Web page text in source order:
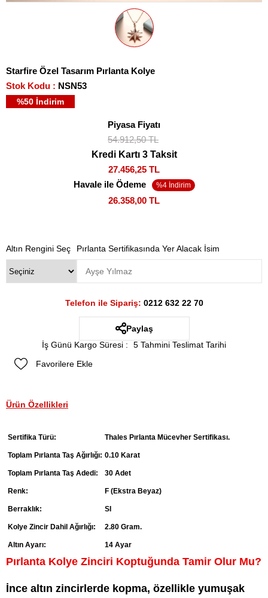
Starfire Özel Tasarım Pırlanta Kolye
Stok Kodu
NSN53
%50 İndirim
Piyasa Fiyatı
54.912,50 TL
Kredi Kartı 3 Taksit
27.456,25 TL
Havale ile Ödeme
26.358,00 TL
Altın Rengini Seç Pırlanta Sertifikasında Yer Alacak İsim
Telefon ile Sipariş: 0212 632 22 70
Paylaş
İş Günü Kargo Süresi :
5 Tahmini Teslimat Tarihi
Favorilere Ekle
Ürün Özellikleri
Sertifika Türü: Thales Pırlanta Mücevher Sertifikası.
Toplam Pırlanta Taş Ağırlığı: 0.10 Karat
Toplam Pırlanta Taş Adedi: 30 Adet
Renk: F (Ekstra Beyaz)
Berraklık: SI
Kolye Zincir Dahil Ağırlığı: 2.80 Gram.
Altın Ayarı: 14 Ayar
Pırlanta Kolye Zinciri Koptuğunda Tamir Olur Mu?
İnce altın zincirlerde kopma, özellikle yumuşak